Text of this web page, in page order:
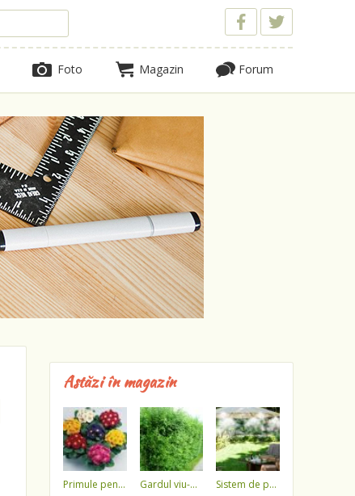
Foto Magazin Forum
Astăzi în magazin
primule pentru 1 martie 3,5 lei / ghiveci !!!! gardul viu-minune! sistem de pulverizare a apei